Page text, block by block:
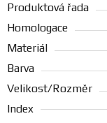
Produktová řada
Homologace
Materiál
Barva
Velikost/Rozměr
Index